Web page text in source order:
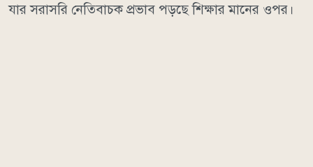
যার সরাসরি নেতিবাচক প্রভাব পড়ছে শিক্ষার মানের ওপর।